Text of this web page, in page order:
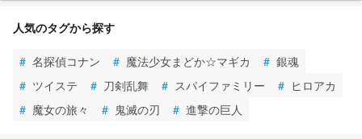
人気のタグから探す
# 名探偵コナン # 魔法少女まどか☆マギカ # 銀魂
# ツイステ # 刀剣乱舞 # スパイファミリー # ヒロアカ
# 魔女の旅々 # 鬼滅の刃 # 進撃の巨人